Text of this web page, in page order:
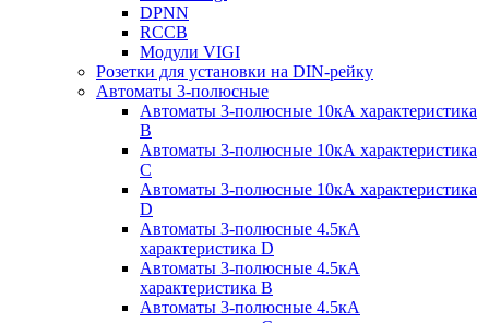
DPNN
RCCB
Модули VIGI
Розетки для установки на DIN-рейку
Автоматы 3-полюсные
Автоматы 3-полюсные 10кА характеристика
B
Автоматы 3-полюсные 10кА характеристика
C
Автоматы 3-полюсные 10кА характеристика
D
Автоматы 3-полюсные 4.5кА
характеристика D
Автоматы 3-полюсные 4.5кА
характеристика В
Автоматы 3-полюсные 4.5кА